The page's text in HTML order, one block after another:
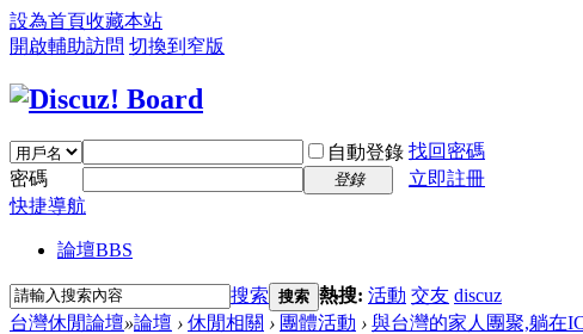
設為首頁收藏本站
開啟輔助訪問 切換到窄版
自動登錄 找回密碼
密碼
登錄
立即註冊
快捷導航
論壇BBS
搜索 搜索 熱搜: 活動 交友 discuz
台灣休閒論壇»論壇 › 休閒相關 › 團體活動 › 與台灣的家人團聚,躺在